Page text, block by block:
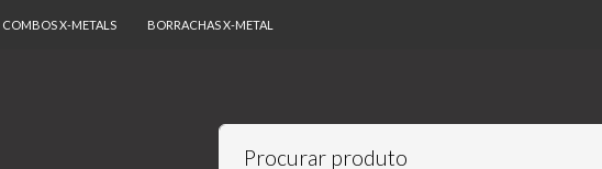
COMBOS X-METALS BORRACHAS X-METAL